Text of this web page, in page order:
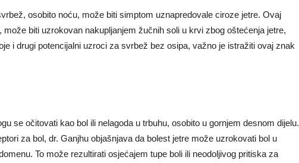
osobito noću, može biti simptom uznapredovale ciroze jetre. Ovaj
biti uzrokovan nakupljanjem žučnih soli u krvi zbog oštećenja jetre,
i drugi potencijalni uzroci za svrbež bez osipa, važno je istražiti ovaj znak
se očitovati kao bol ili nelagoda u trbuhu, osobito u gornjem desnom dijelu.
za bol, dr. Ganjhu objašnjava da bolest jetre može uzrokovati bol u
To može rezultirati osjećajem tupe boli ili neodoljivog pritiska za